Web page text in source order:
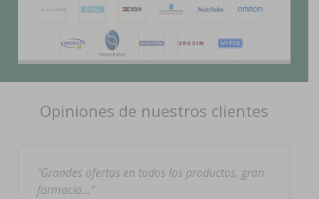
Opiniones de nuestros clientes
Grandes ofertas en todos los productos, gran
farmacia…